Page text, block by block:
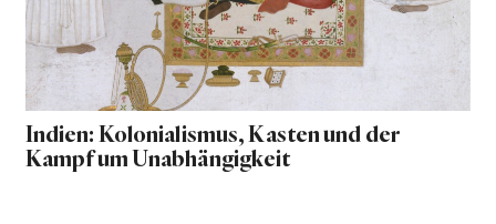
Indien: Kolonialismus, Kasten und der
Kampf um Unabhängigkeit